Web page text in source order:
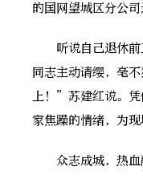
的国网望城区分公司
听说自己退休前
同志主动请缨，毫
上！”苏建红说。
家焦躁的情绪，为现
众志成城，热血融